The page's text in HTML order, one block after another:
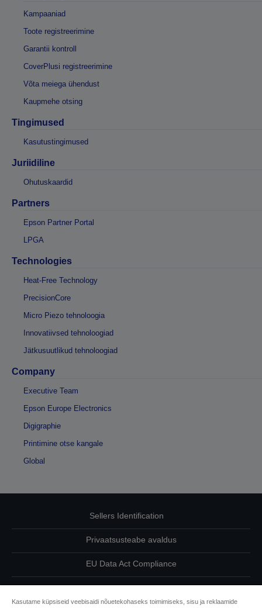
Kampaaniad
Toote registreerimine
Garantii kontroll
CoverPlusi registreerimine
Võta meiega ühendust
Kaupmehe otsing
Tingimused
Kasutustingimused
Juriidiline
Ohutuskaardid
Partners
Epson Partner Portal
LPGA
Technologies
Heat-Free Technology
PrecisionCore
Micro Piezo tehnoloogia
Innovatiivsed tehnoloogiad
Jätkusuutlikud tehnoloogiad
Company
Executive Team
Epson Europe Electronics
Digigraphie
Printimine otse kangale
Global
Sellers Identification
Privaatsusteabe avaldus
EU Data Act Compliance
Võtke meiega oma andmete osas ühendust
Kasutame küpsiseid veebisaidi nõuetekohaseks toimimiseks, sisu ja reklaamide